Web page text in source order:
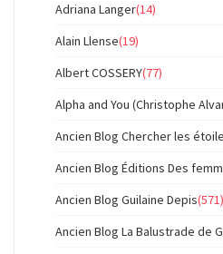
Adriana Langer(14)
Alain Llense(19)
Albert COSSERY(77)
Alpha and You (Christophe
Ancien Blog Chercher les
Ancien Blog Éditions Des
Ancien Blog Guilaine Depis(571)
Ancien Blog La Balustrade de